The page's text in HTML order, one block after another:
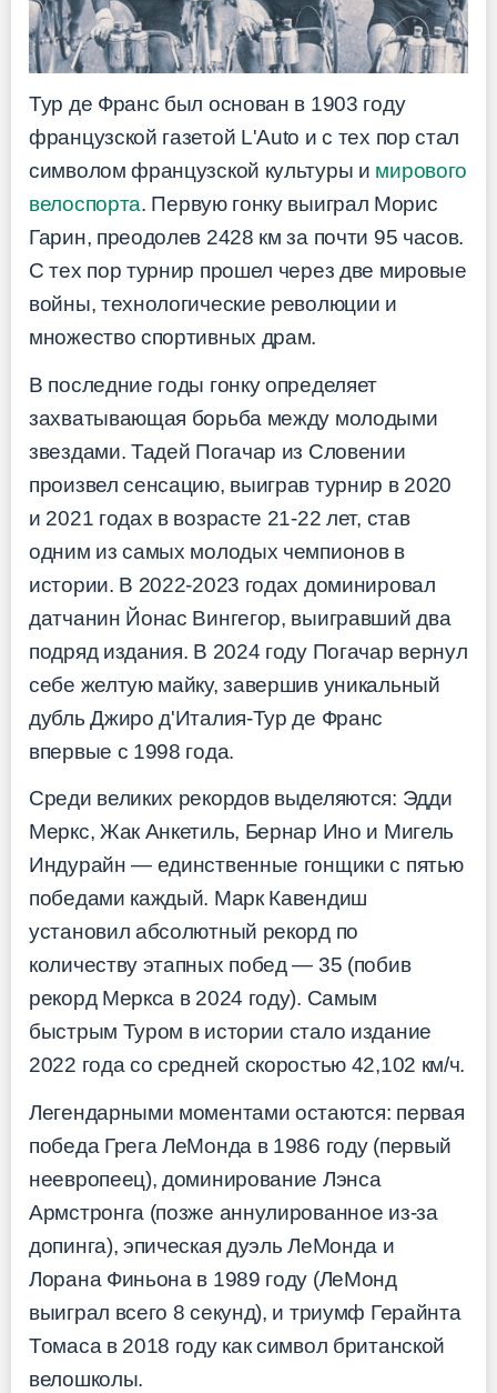
Тур де Франс был основан в 1903 году
французской газетой L'Auto и с тех пор стал
символом французской культуры и мирового
велоспорта. Первую гонку выиграл Морис
Гарин, преодолев 2428 км за почти 95 часов.
С тех пор турнир прошел через две мировые
войны, технологические революции и
множество спортивных драм.
В последние годы гонку определяет
захватывающая борьба между молодыми
звездами. Тадей Погачар из Словении
произвел сенсацию, выиграв турнир в 2020
и 2021 годах в возрасте 21-22 лет, став
одним из самых молодых чемпионов в
истории. В 2022-2023 годах доминировал
датчанин Йонас Вингегор, выигравший два
подряд издания. В 2024 году Погачар вернул
себе желтую майку, завершив уникальный
дубль Джиро д'Италия-Тур де Франс
впервые с 1998 года.
Среди великих рекордов выделяются: Эдди
Меркс, Жак Анкетиль, Бернар Ино и Мигель
Индурайн — единственные гонщики с пятью
победами каждый. Марк Кавендиш
установил абсолютный рекорд по
количеству этапных побед — 35 (побив
рекорд Меркса в 2024 году). Самым
быстрым Туром в истории стало издание
2022 года со средней скоростью 42,102 км/ч.
Легендарными моментами остаются: первая
победа Грега ЛеМонда в 1986 году (первый
неевропеец), доминирование Лэнса
Армстронга (позже аннулированное из-за
допинга), эпическая дуэль ЛеМонда и
Лорана Финьона в 1989 году (ЛеМонд
выиграл всего 8 секунд), и триумф Герайнта
Томаса в 2018 году как символ британской
велошколы.